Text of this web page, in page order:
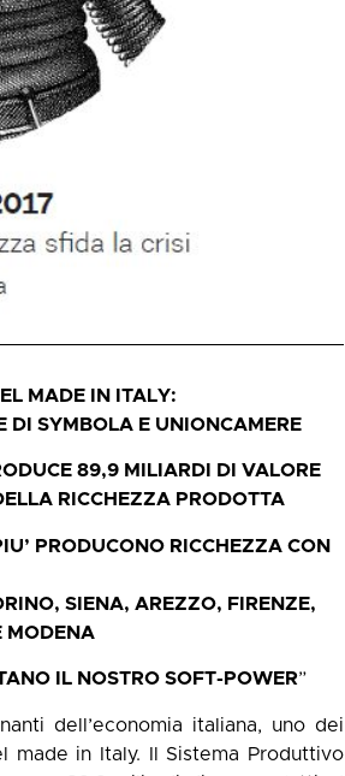
MADE IN ITALY:
DI SYMBOLA E UNIONCAMERE
89,9 MILIARDI DI VALORE
RICCHEZZA PRODOTTA
PRODUCONO RICCHEZZA CON
SIENA, AREZZO, FIRENZE,
MODENA
IL NOSTRO SOFT-POWER”
dell’economia italiana, uno dei
in Italy. Il Sistema Produttivo